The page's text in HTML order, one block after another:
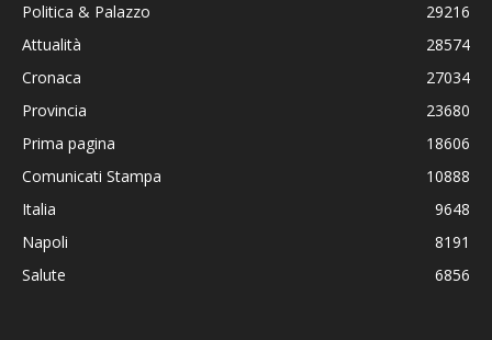
Politica & Palazzo
29216
Attualità
28574
Cronaca
27034
Provincia
23680
Prima pagina
18606
Comunicati Stampa
10888
Italia
9648
Napoli
8191
Salute
6856